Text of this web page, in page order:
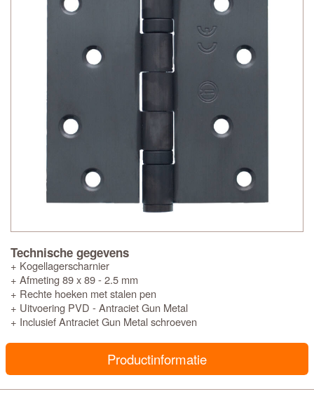
Technische gegevens
+ Kogellagerscharnier
+ Afmeting 89 x 89 - 2.5 mm
+ Rechte hoeken met stalen pen
+ Uitvoering PVD - Antraciet Gun Metal
+ Inclusief Antraciet Gun Metal schroeven
Productinformatie